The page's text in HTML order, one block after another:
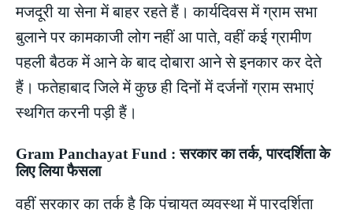
मजदूरी या सेना में बाहर रहते हैं। कार्यदिवस में ग्राम सभा
बुलाने पर कामकाजी लोग नहीं आ पाते, वहीं कई ग्रामीण
पहली बैठक में आने के बाद दोबारा आने से इनकार कर देते
हैं। फतेहाबाद जिले में कुछ ही दिनों में दर्जनों ग्राम सभाएं
स्थगित करनी पड़ी हैं।
Gram Panchayat Fund : सरकार का तर्क, पारदर्शिता के
लिए लिया फैसला
वहीं सरकार का तर्क है कि पंचायत व्यवस्था में पारदर्शिता